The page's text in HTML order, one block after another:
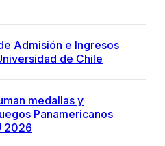
Admisión e Ingresos
de Chile
medallas y
Panamericanos
2026